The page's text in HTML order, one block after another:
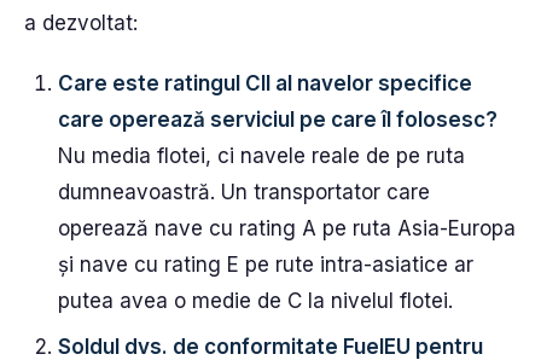
a dezvoltat:
Care este ratingul CII al navelor specifice
care operează serviciul pe care îl folosesc?
Nu media flotei, ci navele reale de pe ruta
dumneavoastră. Un transportator care
operează nave cu rating A pe ruta Asia-Europa
și nave cu rating E pe rute intra-asiatice ar
putea avea o medie de C la nivelul flotei.
Soldul dvs. de conformitate FuelEU pentru